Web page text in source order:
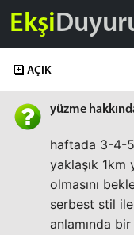
Ekşi
AÇIK
yüzme
haftada 3-4-
yaklaşık 1km
olmasını
serbest stil
anlamında